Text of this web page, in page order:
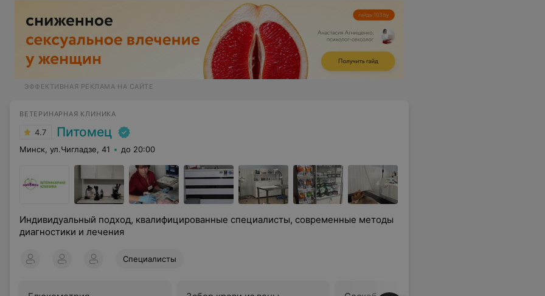
ЭФФЕКТИВНАЯ РЕКЛАМА НА САЙТЕ
ВЕТЕРИНАРНАЯ КЛИНИКА
4.7 Питомец
Минск, ул.Чигладзе, 41 до 20:00
Индивидуальный подход, квалифицированные специалисты, современные методы
диагностики и лечения
Специалисты